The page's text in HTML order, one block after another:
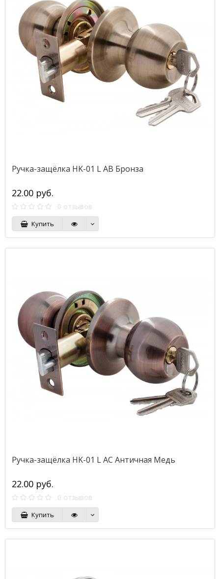
Ручка-защёлка HK-01 L AB Бронза
22.00 руб.
0 отзывов
Купить
Ручка-защёлка HK-01 L AC Античная Медь
22.00 руб.
0 отзывов
Купить